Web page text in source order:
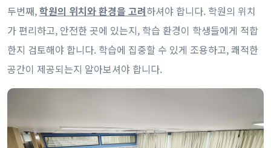
두번째,학원의 위치와 환경을 고려하셔야 합니다. 학원의 위치
가 편리하고, 안전한 곳에 있는지, 학습 환경이 학생들에게 적합
한지 검토해야 합니다. 학습에 집중할 수 있게 조용하고, 쾌적한
공간이 제공되는지 알아보셔야 합니다.